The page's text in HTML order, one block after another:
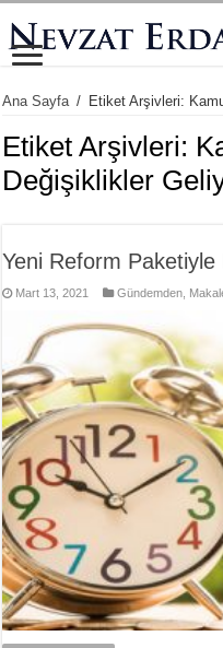
Ana Sayfa / Etiket Arşivleri:
Etiket Arşivleri:
Değişiklikler
Yeni Reform
Mart 13, 2021 Gündemden